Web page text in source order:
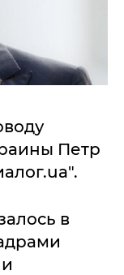
Петр
в